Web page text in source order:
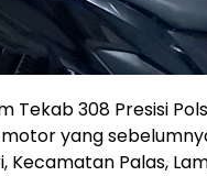
Tekab 308 Presisi
yang
Kecamatan Palas,